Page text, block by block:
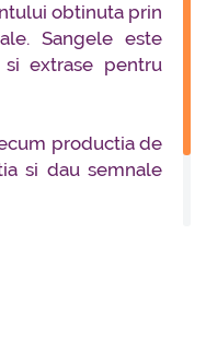
obtinuta prin
Sangele este
extrase pentru
productia de
si dau semnale